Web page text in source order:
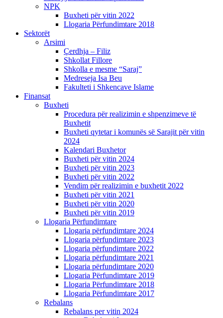
NPK
Buxheti për vitin 2022
Llogaria Përfundimtare 2018
Sektorët
Arsimi
Çerdhja – Filiz
Shkollat Fillore
Shkolla e mesme “Saraj”
Medreseja Isa Beu
Fakulteti i Shkencave Islame
Finansat
Buxheti
Procedura për realizimin e shpenzimeve të
Buxhetit
Buxheti qytetar i komunës së Sarajit për vitin
2024
Kalendari Buxhetor
Buxheti për vitin 2024
Buxheti për vitin 2023
Buxheti për vitin 2022
Vendim për realizimin e buxhetit 2022
Buxheti për vitin 2021
Buxheti për vitin 2020
Buxheti për vitin 2019
Llogaria Përfundimtare
Llogaria përfundimtare 2024
Llogaria përfundimtare 2023
Llogaria përfundimtare 2022
Llogaria përfundimtare 2021
Llogaria përfundimtare 2020
Llogaria Përfundimtare 2019
Llogaria Përfundimtare 2018
Llogaria Përfundimtare 2017
Rebalans
Rebalans per vitin 2024